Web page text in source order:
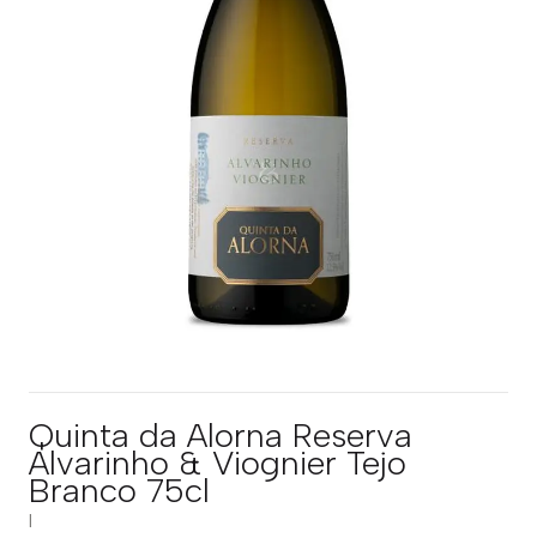
Quinta da Alorna Reserva
Alvarinho & Viognier Tejo
Branco 75cl